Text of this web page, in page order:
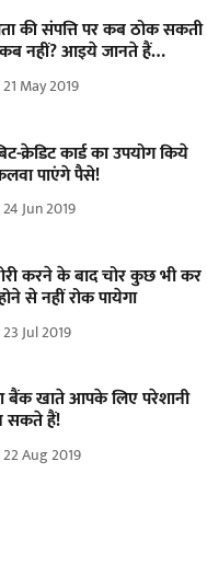
की संपत्ति पर कब ठोक सकती
नहीं? आइये जानते हैं…
21 May 2019
क्रेडिट कार्ड का उपयोग किये
पाएंगे पैसे!
24 Jun 2019
करने के बाद चोर कुछ भी कर
से नहीं रोक पायेगा
23 Jul 2019
बैंक खाते आपके लिए परेशानी
सकते हैं!
22 Aug 2019